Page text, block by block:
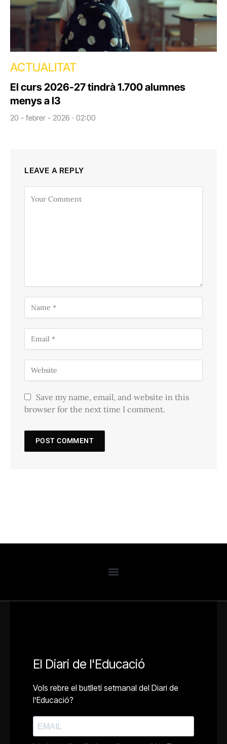
ACTUALITAT
El curs 2026-27 tindrà 1.700 alumnes
menys a I3
20 - febrer - 2026 · 02:00
LEAVE A REPLY
Save my name, email, and website in this
browser for the next time I comment.